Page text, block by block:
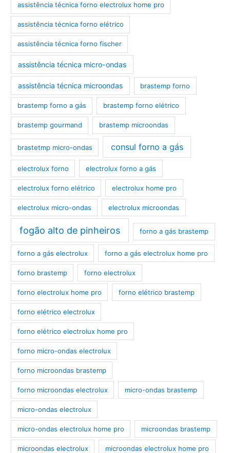
assistência técnica forno electrolux home pro
assistência técnica forno elétrico
assistência técnica forno fischer
assistência técnica micro-ondas
assistência técnica microondas brastemp forno
brastemp forno a gás brastemp forno elétrico
brastemp gourmand brastemp microondas
brastetmp micro-ondas consul forno a gás
electrolux forno electrolux forno a gás
electrolux forno elétrico electrolux home pro
electrolux micro-ondas electrolux microondas
fogão alto de pinheiros forno a gás brastemp
forno a gás electrolux forno a gás electrolux home pro
forno brastemp forno electrolux
forno electrolux home pro forno elétrico brastemp
forno elétrico electrolux
forno elétrico electrolux home pro
forno micro-ondas electrolux
forno microondas brastemp
forno microondas electrolux micro-ondas brastemp
micro-ondas electrolux
micro-ondas electrolux home pro microondas brastemp
microondas electrolux microondas electrolux home pro